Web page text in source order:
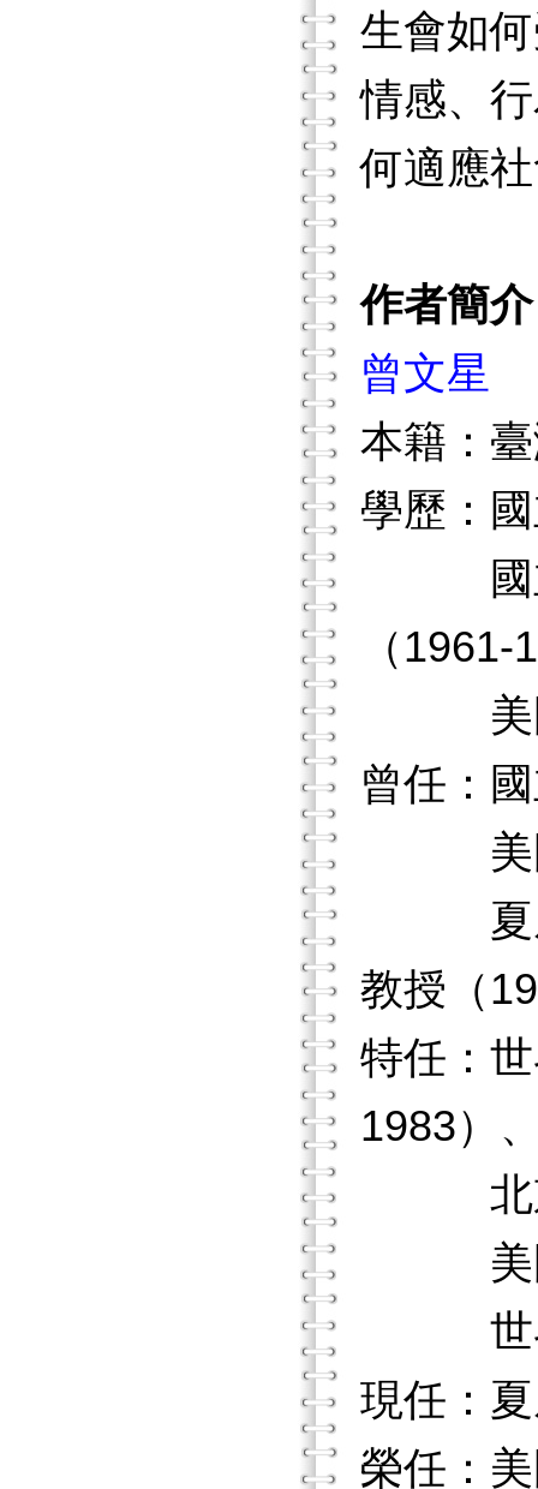
生會如
情感、
何適應
作者簡介
曾文星
本籍：
學歷：
國立
（1961-
美國
曾任：
美國
夏威
教授（
特任：
1983）
北京
美國
世界
現任：
榮任：